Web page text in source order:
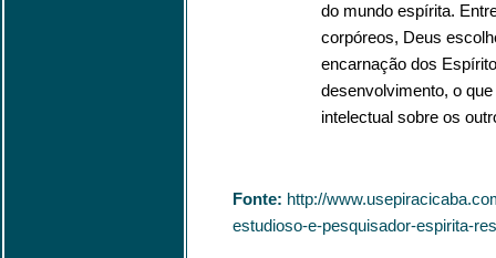
do mundo espírita.
corpóreos, Deus
encarnação dos
desenvolvimento, o
intelectual sobre os
Fonte: http://
estudioso-e-pesquisador-espirita-